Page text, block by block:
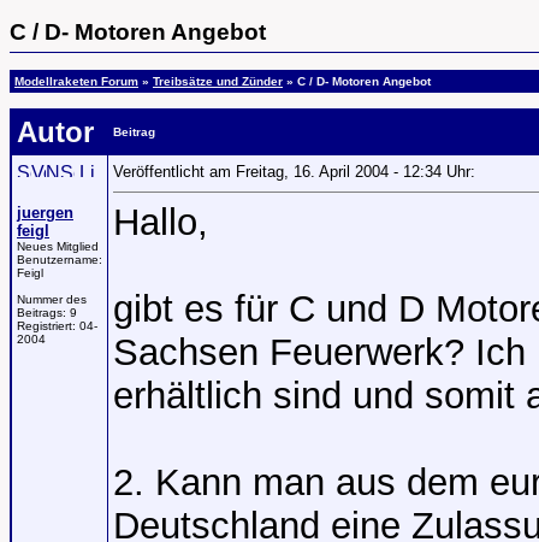
C / D- Motoren Angebot
Modellraketen Forum » Treibsätze und Zünder » C / D- Motoren Angebot
Autor Beitrag
juergen
feigl
Neues Mitglied
Benutzername:
Feigl
Nummer des
Beitrags: 9
Registriert: 04-
2004
Veröffentlicht am Freitag, 16. April 2004 - 12:34 Uhr:
Hallo,
gibt es für C und D
Sachsen Feuerwerk?
erhältlich sind und somit
2. Kann man aus dem
Deutschland eine